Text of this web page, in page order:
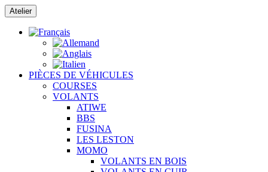
Passer
au
contenu
Atelier
PIÈCES DE VÉHICULES
COURSES
VOLANTS
ATIWE
BBS
FUSINA
LES LESTON
MOMO
VOLANTS EN BOIS